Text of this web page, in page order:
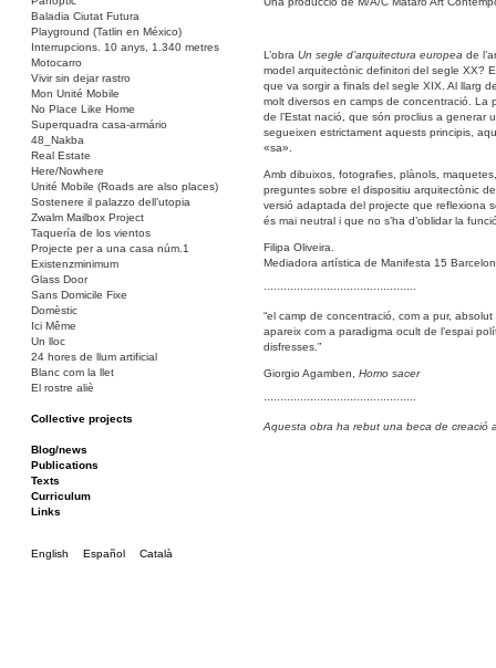
Baladia Ciutat Futura
Playground (Tatlin en México)
Interrupcions. 10 anys, 1.340 metres
Motocarro
Vivir sin dejar rastro
Mon Unité Mobile
No Place Like Home
Superquadra casa-armário
48_Nakba
Real Estate
Here/Nowhere
Unité Mobile (Roads are also places)
Sostenere il palazzo dell’utopia
Zwalm Mailbox Project
Taquería de los vientos
Projecte per a una casa núm.1
Existenzminimum
Glass Door
Sans Domicile Fixe
Domèstic
Ici Même
Un lloc
24 hores de llum artificial
Blanc com la llet
El rostre aliè
Collective projects
Bakunin 86
Ciza Muzej
Roulotte
Canòdrom/Canòdrom
ON Prat
Blog/news
Publications
Texts
Curriculum
Links
English Español Català
L’obra Un segle d’arquitectura europea de
model arquitectònic definitori del segle XX?
que va sorgir a finals del segle XIX. Al llarg
molt diversos en camps de concentració. La
de l’Estat nació, que són proclius a
segueixen estrictament aquests principis,
«sa».
Amb dibuixos, fotografies, plànols,
preguntes sobre el dispositiu arquitectònic
versió adaptada del projecte que reflexiona
és mai neutral i que no s’ha d’oblidar la
Filipa Oliveira.
Mediadora artística de Manifesta 15
··············································
“el camp de concentració, com a pur,
apareix com a paradigma ocult de l’espai
disfresses.”
Giorgio Agamben, Homo sacer
··············································
Aquesta obra ha rebut una beca de creació